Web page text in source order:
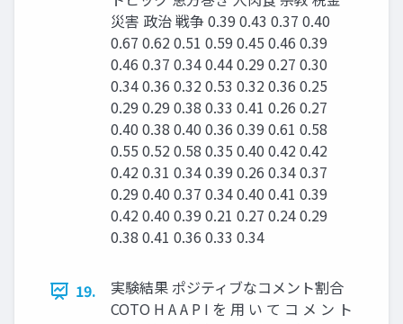
災害 政治 戦争 0.39 0.43 0.37 0.40
0.67 0.62 0.51 0.59 0.45 0.46 0.39
0.46 0.37 0.34 0.44 0.29 0.27 0.30
0.34 0.36 0.32 0.53 0.32 0.36 0.25
0.29 0.29 0.38 0.33 0.41 0.26 0.27
0.40 0.38 0.40 0.36 0.39 0.61 0.58
0.55 0.52 0.58 0.35 0.40 0.42 0.42
0.42 0.31 0.34 0.39 0.26 0.34 0.37
0.29 0.40 0.37 0.34 0.40 0.41 0.39
0.42 0.40 0.39 0.21 0.27 0.24 0.29
0.38 0.41 0.36 0.33 0.34
19.
実験結果 ポジティブなコメント割合
COTO H A A P I を 用 い て コ メ ン ト